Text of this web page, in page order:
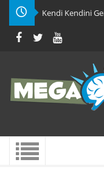
Kendi Kendini